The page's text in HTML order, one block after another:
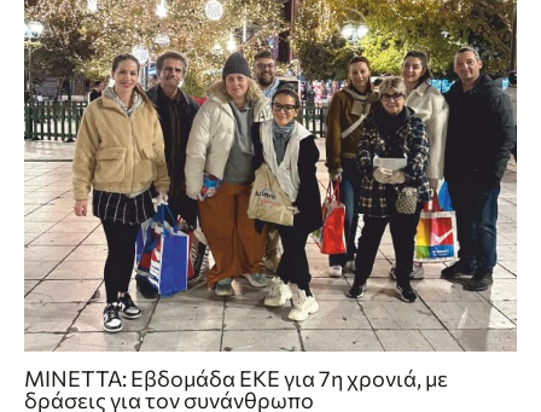
ΜΙΝΕΤΤΑ: Εβδομάδα ΕΚΕ για 7η χρονιά, με
δράσεις για τον συνάνθρωπο